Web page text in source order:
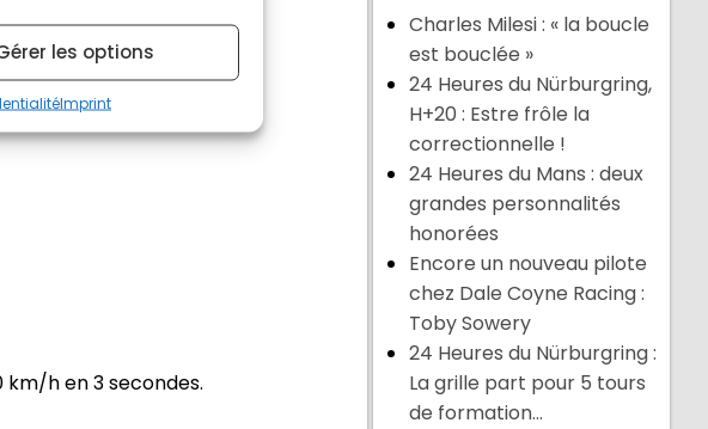
les options
Imprint
km/h en 3 secondes.
Charles Milesi : « la boucle
est bouclée »
24 Heures du Nürburgring,
H+20 : Estre frôle la
correctionnelle !
24 Heures du Mans : deux
grandes personnalités
honorées
Encore un nouveau pilote
chez Dale Coyne Racing :
Toby Sowery
24 Heures du Nürburgring :
La grille part pour 5 tours
de formation...